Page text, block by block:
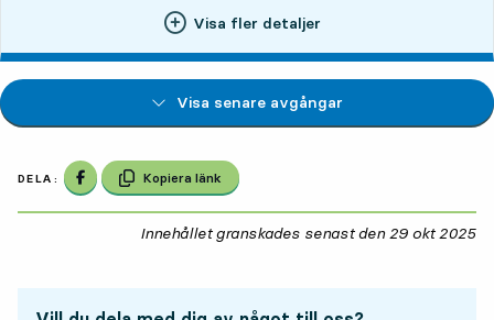
Visa fler detaljer
Visa senare avgångar
DELA: Dela på Facebook
Kopiera länk
Innehållet granskades senast den 29 okt 2025